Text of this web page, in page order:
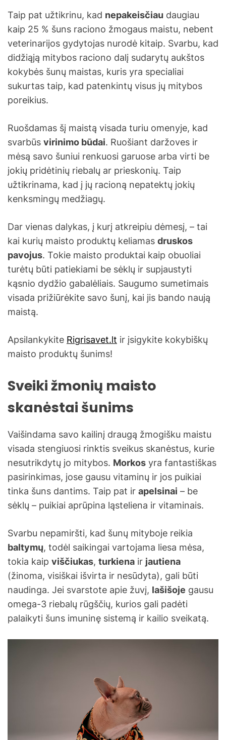
Taip pat užtikrinu, kad nepakeisčiau daugiau
kaip 25 % šuns raciono žmogaus maistu, nebent
veterinarijos gydytojas nurodė kitaip. Svarbu, kad
didžiąją mitybos raciono dalį sudarytų aukštos
kokybės šunų maistas, kuris yra specialiai
sukurtas taip, kad patenkintų visus jų mitybos
poreikius.
Ruošdamas šį maistą visada turiu omenyje, kad
svarbūs virinimo būdai. Ruošiant daržoves ir
mėsą savo šuniui renkuosi garuose arba virti be
jokių pridėtinių riebalų ar prieskonių. Taip
užtikrinama, kad į jų racioną nepatektų jokių
kenksmingų medžiagų.
Dar vienas dalykas, į kurį atkreipiu dėmesį, – tai
kai kurių maisto produktų keliamas druskos
pavojus. Tokie maisto produktai kaip obuoliai
turėtų būti patiekiami be sėklų ir supjaustyti
kąsnio dydžio gabalėliais. Saugumo sumetimais
visada prižiūrėkite savo šunį, kai jis bando naują
maistą.
Apsilankykite ​​Rigrisavet.lt ir įsigykite kokybiškų
maisto produktų šunims!
Sveiki žmonių maisto
skanėstai šunims
Vaišindama savo kailinį draugą žmogišku maistu
visada stengiuosi rinktis sveikus skanėstus, kurie
nesutrikdytų jo mitybos. Morkos yra fantastiškas
pasirinkimas, jose gausu vitaminų ir jos puikiai
tinka šuns dantims. Taip pat ir apelsinai – be
sėklų – puikiai aprūpina ląsteliena ir vitaminais.
Svarbu nepamiršti, kad šunų mityboje reikia
baltymų, todėl saikingai vartojama liesa mėsa,
tokia kaip viščiukas, turkiena ir jautiena
(žinoma, visiškai išvirta ir nesūdyta), gali būti
naudinga. Jei svarstote apie žuvį, lašišoje gausu
omega-3 riebalų rūgščių, kurios gali padėti
palaikyti šuns imuninę sistemą ir kailio sveikatą.